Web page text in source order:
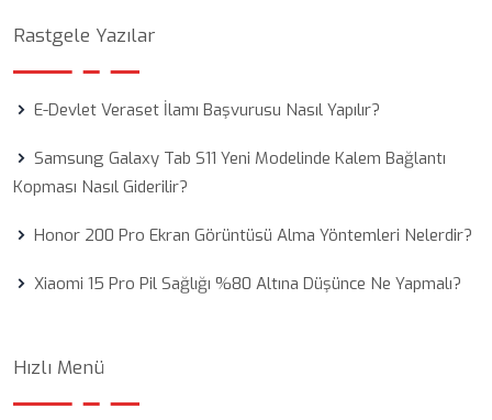
Rastgele Yazılar
E-Devlet Veraset İlamı Başvurusu Nasıl Yapılır?
Samsung Galaxy Tab S11 Yeni Modelinde Kalem Bağlantı
Kopması Nasıl Giderilir?
Honor 200 Pro Ekran Görüntüsü Alma Yöntemleri Nelerdir?
Xiaomi 15 Pro Pil Sağlığı %80 Altına Düşünce Ne Yapmalı?
Hızlı Menü